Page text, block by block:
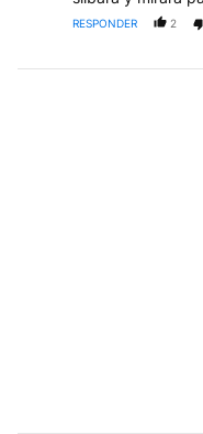
RESPONDER 2